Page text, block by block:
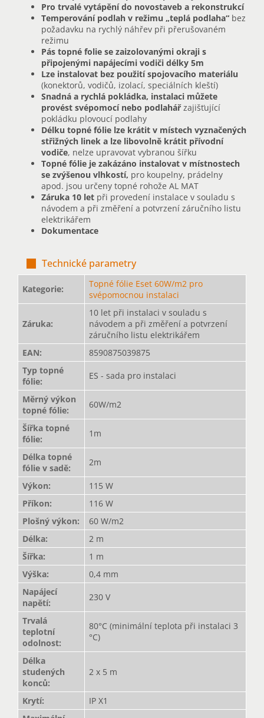
Pro trvalé vytápění do novostaveb a rekonstrukcí
Temperování podlah v režimu „teplá podlaha“ bez
požadavku na rychlý náhřev při přerušovaném
režimu
Pás topné folie se zaizolovanými okraji s
připojenými napájecími vodiči délky 5m
Lze instalovat bez použití spojovacího materiálu
(konektorů, vodičů, izolací, speciálních kleští)
Snadná a rychlá pokládka, instalaci můžete
provést svépomocí nebo podlahářzajišťující
pokládku plovoucí podlahy
Délku topné fólie lze krátit v místech vyznačených
střižných linek a lze libovolně krátit přívodní
vodiče, nelze upravovat vybranou šířku
Topné fólie je zakázáno instalovat v místnostech
se zvýšenou vlhkostí, pro koupelny, prádelny
apod. jsou určeny topné rohože AL MAT
Záruka 10 let při provedení instalace v souladu s
návodem a při změření a potvrzení záručního listu
elektrikářem
Dokumentace
Technické parametry
Kategorie:
Topné fólie Eset 60W/m2 pro
svépomocnou instalaci
Záruka:
10 let při instalaci v souladu s
návodem a při změření a potvrzení
záručního listu elektrikářem
EAN:
8590875039875
Typ topné
fólie:
ES - sada pro instalaci
Měrný výkon
topné fólie:
60W/m2
Šířka topné
fólie:
1m
Délka topné
fólie v sadě:
2m
Výkon:
115 W
Příkon:
116 W
Plošný výkon:
60 W/m2
Délka:
2 m
Šířka:
1 m
Výška:
0,4 mm
Napájecí
napětí:
230 V
Trvalá
teplotní
odolnost:
80°C (minimální teplota při instalaci 3
°C)
Délka
studených
konců:
2 x 5 m
Krytí:
IP X1